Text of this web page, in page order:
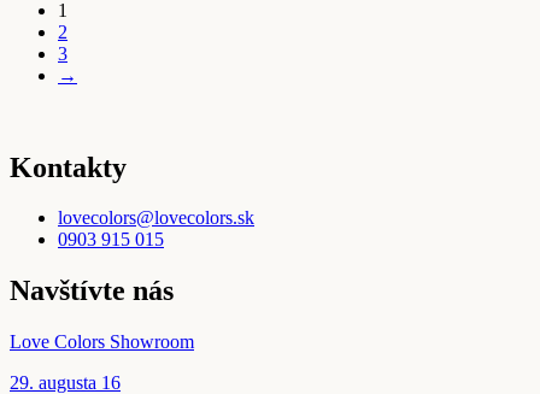
produktu.
môžete
vybrať
na
stránke
produkt
má
viacero
variantov.
vybrať
stránke
produktu.
1
2
3
→
Kontakty
lovecolors@lovecolors.sk
0903 915 015
Navštívte nás
Love Colors Showroom
29. augusta 16